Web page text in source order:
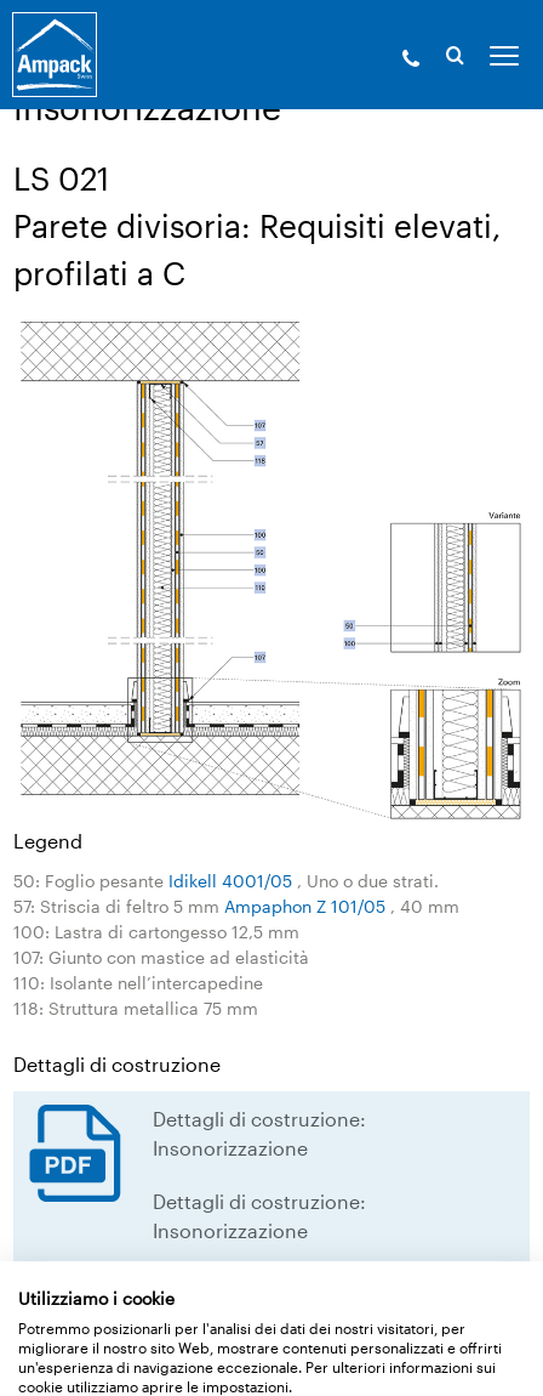
Ampack - Gli esperti in involucri edilizi. Dal
1946.»Servizio
Insonorizzazione
LS 021
Parete divisoria: Requisiti elevati,
profilati a C
Legend
50: Foglio pesante Idikell 4001/05 , Uno o due strati.
57: Striscia di feltro 5 mm Ampaphon Z 101/05 , 40 mm
100: Lastra di cartongesso 12,5 mm
107: Giunto con mastice ad elasticità
110: Isolante nell’intercapedine
118: Struttura metallica 75 mm
Dettagli di costruzione
Dettagli di costruzione:
Insonorizzazione
Dettagli di costruzione:
Insonorizzazione
Torna alla panoramica
Utilizziamo i cookie
Potremmo posizionarli per l'analisi dei dati dei nostri visitatori, per
migliorare il nostro sito Web, mostrare contenuti personalizzati e offrirti
un'esperienza di navigazione eccezionale. Per ulteriori informazioni sui
cookie utilizziamo aprire le impostazioni.